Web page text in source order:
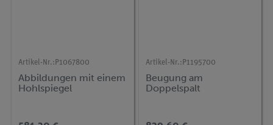
Artikel-Nr.: P1067800
Abbildungen mit einem
Hohlspiegel
Artikel-Nr.: P1195700
Beugung am
Doppelspalt